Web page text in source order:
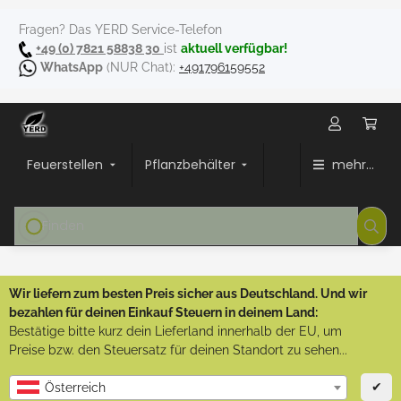
Fragen? Das YERD Service-Telefon
+49 (0) 7821 58838 30 ist aktuell verfügbar!
WhatsApp (NUR Chat): +491796159552
Feuerstellen Pflanzbehälter mehr...
Wir liefern zum besten Preis sicher aus Deutschland. Und wir
bezahlen für deinen Einkauf Steuern in deinem Land:
Bestätige bitte kurz dein Lieferland innerhalb der EU, um
Preise bzw. den Steuersatz für deinen Standort zu sehen...
Österreich ✔